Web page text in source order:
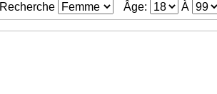
Recherche
Âge: À